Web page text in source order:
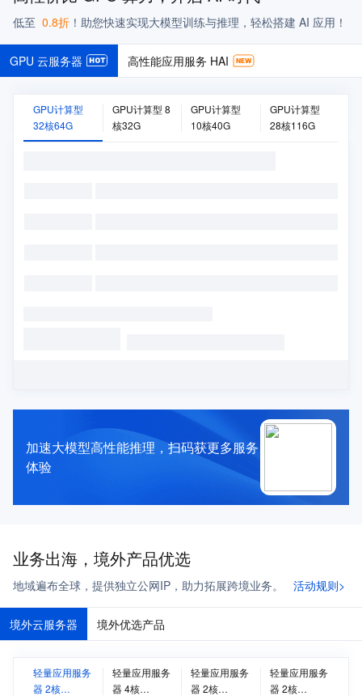
低至 0.8折 ！ 助您快速实现大模型训练与推理，轻松搭建 AI 应用！
GPU 云服务器 高性能应用服务 HAI
GPU计算型
32核64G
GPU计算型 8
核32G
GPU计算型
10核40G
GPU计算型
28核116G
加速大模型高性能推理，扫码获更多服务
体验
业务出海，境外产品优选
地域遍布全球，提供独立公网IP，助力拓展跨境业务。 活动规则>
境外云服务器 境外优选产品
轻量应用服务
器 2核
轻量应用服务
器 4核
轻量应用服务
器 2核
轻量应用服务
器 2核